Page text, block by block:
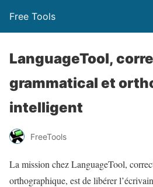
Free Tools
LanguageTool,
grammatical et
intelligent
FreeTools
La mission chez LanguageTool,
orthographique, est de libérer